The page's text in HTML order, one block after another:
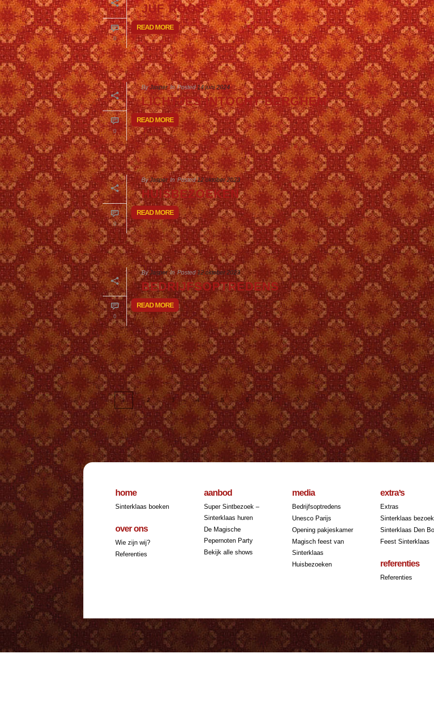
0
JUF ROOS
READ MORE
0
By Jasper In Posted 14 juni 2024
LICHTJES INTOCHT BERGHEM
READ MORE
0
By Jasper In Posted 12 oktober 2023
HUISBEZOEKEN
READ MORE
0
By Jasper In Posted 12 oktober 2023
BEDRIJFSOPTREDENS
READ MORE
1 2 3 4 5 6 7
home
Sinterklaas boeken
over ons
Wie zijn wij?
Referenties
aanbod
Super Sintbezoek –
Sinterklaas huren
De Magische
Pepernoten Party
Bekijk alle shows
media
Bedrijfsoptredens
Unesco Parijs
Opening pakjeskamer
Magisch feest van
Sinterklaas
Huisbezoeken
extra’s
Extras
Sinterklaas bezoek
Sinterklaas Den
Feest Sinterklaas
referenties
Referenties